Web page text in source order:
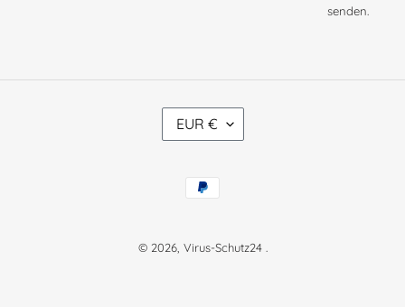
senden.
W
Ä
EUR €
Zahlungsmethoden
© 2026, Virus-Schutz24 .